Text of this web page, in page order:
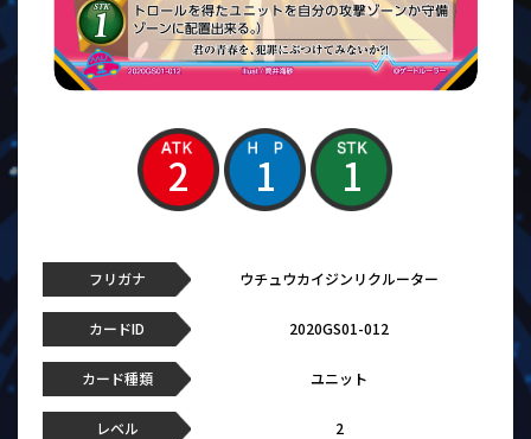
2 1 1
フリガナ ウチュウカイジンリクルーター
カードID 2020GS01-012
カード種類 ユニット
レベル 2